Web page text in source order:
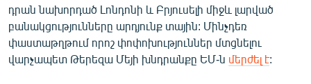
English
Русский
դրան նախորդած Լոնդոնի և Բրյուսելի միջև լարված
բանակցությունները արդյունք տային: Մինչդեռ
փաստաթղթում որոշ փոփոխություններ մտցնելու
վարչապետ Թերեզա Մեյի խնդրանքը ԵՄ-ն մերժել է: